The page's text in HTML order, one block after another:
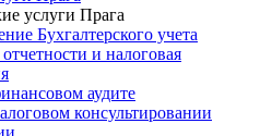
услуги Прага
Бухгалтерского учета
и налоговая
аудите
консультировании